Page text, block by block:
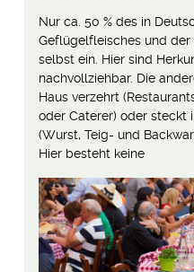
Nur ca. 50 % des in
Geflügelfleisches und
selbst ein. Hier sind
nachvollziehbar. Die
Haus verzehrt
oder Caterer) oder steckt
(Wurst, Teig- und
Hier besteht keine